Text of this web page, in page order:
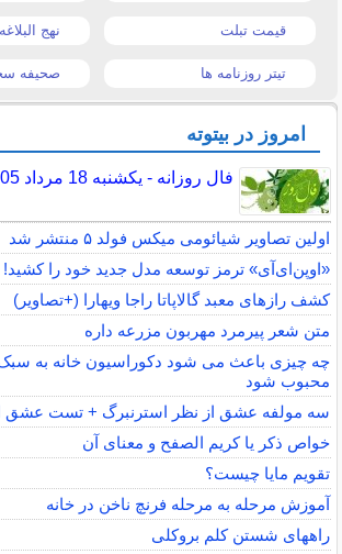
قیمت تبلت نهج البلاغه
تیتر روزنامه ها صحیفه
امروز در بیتوته
فال روزانه - یکشنبه 18 مرداد 1405
اولین تصاویر شیائومی میکس فولد ۵ منتشر شد
«اوپن‌ای‌آی» ترمز توسعه مدل جدید خود را کشید!
کشف رازهای معبد گالاپاتا راجا ویهارا (+تصاویر)
متن شعر پیرمرد مهربون مزرعه داره
چه چیزی باعث می شود دکوراسیون خانه به سبک
محبوب شود
سه مولفه عشق از نظر استرنبرگ + تست عشق
خواص ذکر یا کریم الصفح و معنای آن
تقویم مایا چیست؟
آموزش مرحله به مرحله فرنچ ناخن در خانه
راههای شستن کلم بروکلی